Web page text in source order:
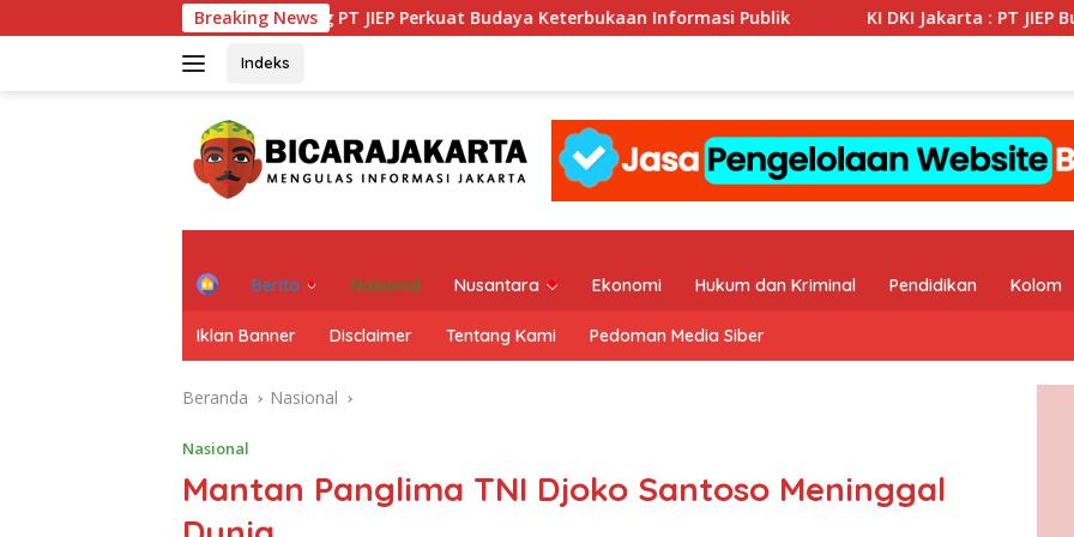
ke
Breaking News
Jakarta Dorong PT JIEP Perkuat Budaya Keterbukaan Informasi Publik KI DKI Jakarta : PT JIEP Buktikan Transparansi
Indeks
H
e
Berita Nasional Nusantara Ekonomi Hukum dan Kriminal Pendidikan Kolom
Iklan Banner Disclaimer Tentang Kami Pedoman Media Siber
Beranda Nasional
Nasional
Mantan Panglima TNI Djoko Santoso Meninggal